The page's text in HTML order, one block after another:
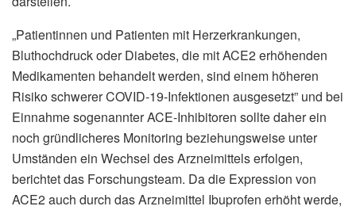
„Patientinnen und Patienten mit Herzerkrankungen,
Bluthochdruck oder Diabetes, die mit ACE2 erhöhenden
Medikamenten behandelt werden, sind einem höheren
Risiko schwerer COVID-19-Infektionen ausgesetzt” und bei
Einnahme sogenannter ACE-Inhibitoren sollte daher ein
noch gründlicheres Monitoring beziehungsweise unter
Umständen ein Wechsel des Arzneimittels erfolgen,
berichtet das Forschungsteam. Da die Expression von
ACE2 auch durch das Arzneimittel Ibuprofen erhöht werde,